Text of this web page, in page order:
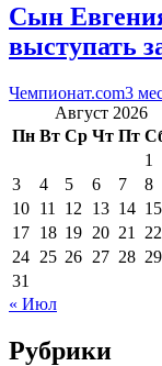
Сын
выступать
Чемпионат.com3
Август 2026
Пн Вт Ср Чт Пт
1
3
4 5 6 7 8
10 11 12 13 14 15
17 18 19 20 21 22
24 25 26 27 28 29
31
« Июл
Рубрики